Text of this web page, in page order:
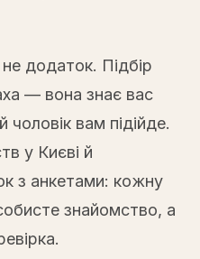
додаток. Підбір
— вона знає вас
чоловік вам підійде.
у Києві й
з анкетами: кожну
знайомство, а